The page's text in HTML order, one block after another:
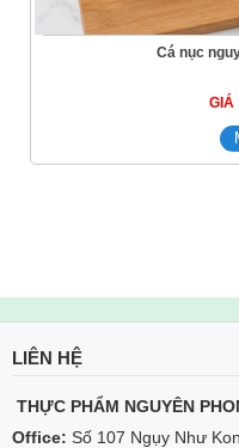
Cá nục
GIÁ
LIÊN HỆ
THỰC PHẨM NGUYÊN
Office: Số 107 Ngụy Như